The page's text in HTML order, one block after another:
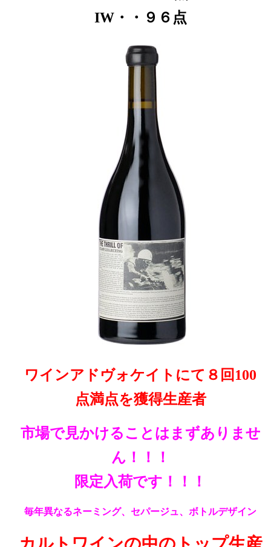
IW・・９６点
ワインアドヴォケイトにて８回100
点満点を獲得生産者
市場で見かけることはまずありませ
ん！！！
限定入荷です！！！
毎年異なるネーミング、セパージュ、ボトルデザイン